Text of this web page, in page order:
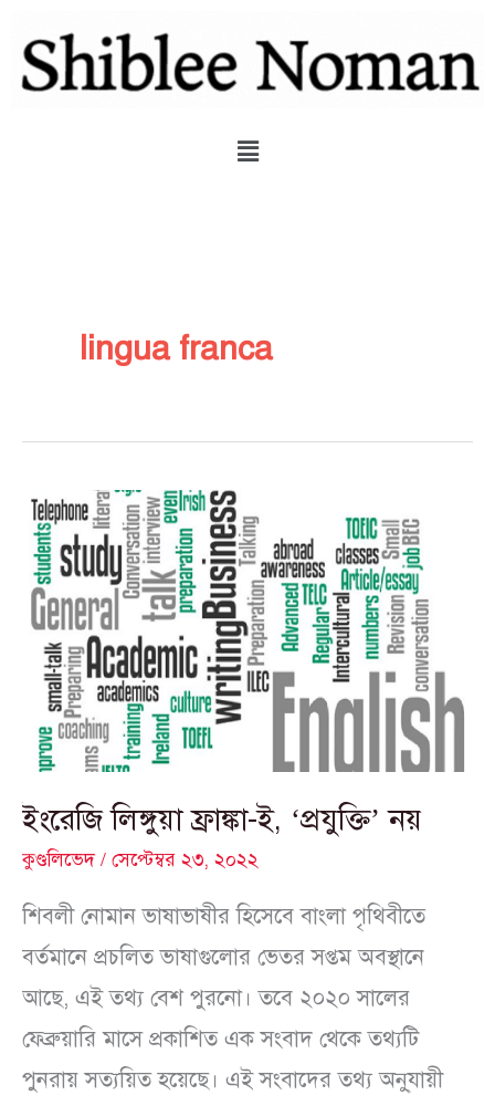
content
Menu
lingua franca
ইংরেজি লিঙ্গুয়া ফ্রাঙ্কা-ই, ‘প্রযুক্তি’ নয়
কুণ্ডলিভেদ/ সেপ্টেম্বর ২৩, ২০২২
শিবলী নোমান ভাষাভাষীর হিসেবে বাংলা পৃথিবীতে
বর্তমানে প্রচলিত ভাষাগুলোর ভেতর সপ্তম অবস্থানে
আছে, এই তথ্য বেশ পুরনো। তবে ২০২০ সালের
ফেব্রুয়ারি মাসে প্রকাশিত এক সংবাদ থেকে তথ্যটি
পুনরায় সত্যয়িত হয়েছে। এই সংবাদের তথ্য অনু্যায়ী
ইংরেজি
লিঙ্গুয়া
ফ্রাঙ্কা-
ই,
‘প্রযুক্তি’